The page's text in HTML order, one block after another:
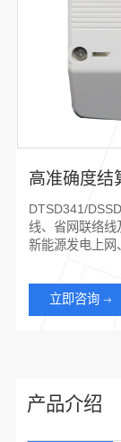
高准确度结
DTSD341/
线、省网联络
新能源发电上网
立即咨询
产品介绍